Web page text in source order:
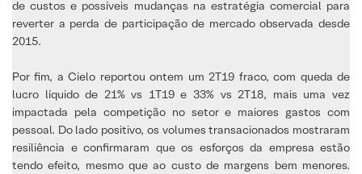
de custos e possíveis mudanças na estratégia comercial para
reverter a perda de participação de mercado observada desde
2015.
Por fim, a Cielo reportou ontem um 2T19 fraco, com queda de
lucro líquido de 21% vs 1T19 e 33% vs 2T18, mais uma vez
impactada pela competição no setor e maiores gastos com
pessoal. Do lado positivo, os volumes transacionados mostraram
resiliência e confirmaram que os esforços da empresa estão
tendo efeito, mesmo que ao custo de margens bem menores.